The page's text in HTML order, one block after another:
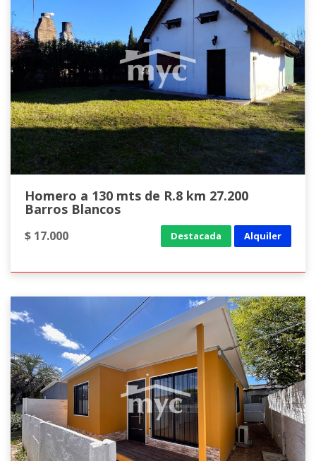
Homero a 130 mts de R.8 km 27.200
Barros Blancos
$ 17.000 Destacada Alquiler